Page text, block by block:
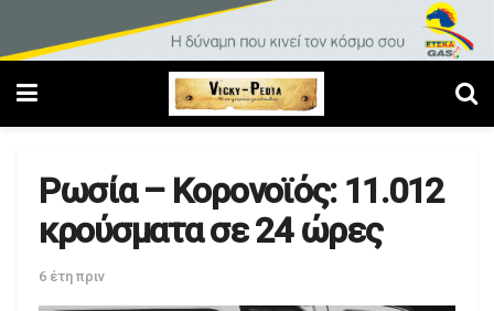
Ρωσία – Κορονοϊός: 11.012
κρούσματα σε 24 ώρες
6 έτη πριν